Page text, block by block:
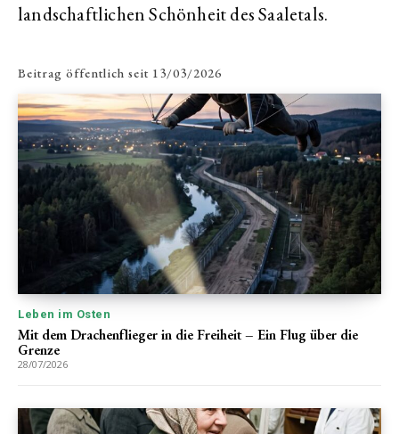
landschaftlichen Schönheit des Saaletals.
Beitrag öffentlich seit 13/03/2026
Leben im Osten
Mit dem Drachenflieger in die Freiheit – Ein Flug über die
Grenze
28/07/2026